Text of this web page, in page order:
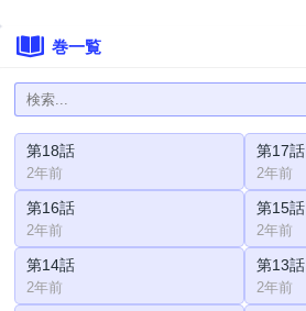
巻一覧
第18話
2年前
第17話
2年前
第16話
2年前
第15話
2年前
第14話
2年前
第13話
2年前